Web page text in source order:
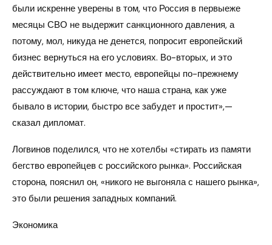
были искренне уверены в том, что Россия в первыеже
месяцы СВО не выдержит санкционного давления, а
потому, мол, никуда не денется, попросит европейский
бизнес вернуться на его условиях. Во-вторых, и это
действительно имеет место, европейцы по-прежнему
рассуждают в том ключе, что наша страна, как уже
бывало в истории, быстро все забудет и простит»,—
сказал дипломат.
Логвинов поделился, что не хотелбы «стирать из памяти
бегство европейцев с российского рынка». Российская
сторона, пояснил он, «никого не выгоняла с нашего рынка»,
это были решения западных компаний.
Экономика